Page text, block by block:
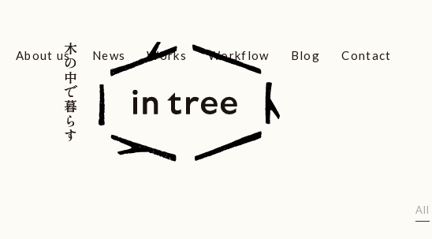
木の中で暮らす
木の中で暮らす
About us News Works Workflow Blog Contact
All